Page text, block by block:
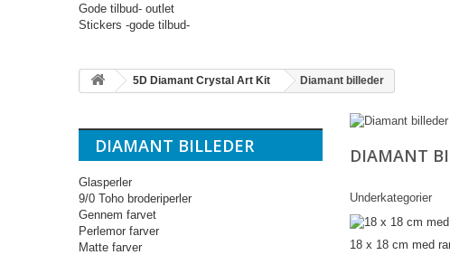
Gode tilbud- outlet
Stickers -gode tilbud-
5D Diamant Crystal Art Kit Diamant billeder
DIAMANT BILLEDER
Glasperler
9/0 Toho broderiperler
Gennem farvet
Perlemor farver
Matte farver
DIAMANT
Underkategorier
18 x 18 cm med